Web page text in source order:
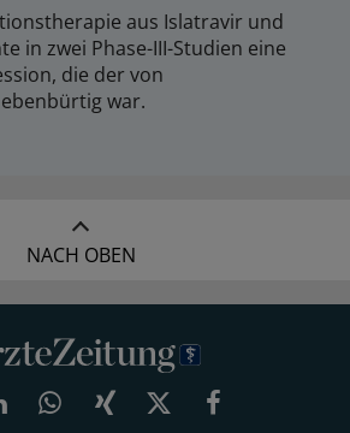
aus Islatravir und
in zwei Phase-III-Studien eine
die der von
war.
NACH OBEN